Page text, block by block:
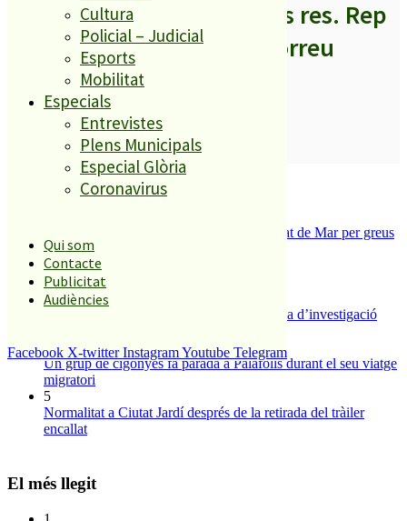
Cultura
Policial – Judicial
Esports
Mobilitat
Especials
Entrevistes
Plens Municipals
Especial Glòria
Coronavirus
Qui som
Contacte
Publicitat
Audiències
Facebook X-twitter InstagramYoutube Telegram
A partir d’ara no et perdis res. Rep
els titulars al teu correu
SUBSCRIURE’M
És tendència ara
Tanquen un local de menjar ràpid a Malgrat de Mar per greus
deficiències sanitàries
2
ESPORTS CAP DE SETMANA
3
Un historiador local guanya la primera beca d’investigació
4
Un grup de cigonyes fa parada a Palafolls durant el seu viatge
migratori
5
Normalitat a Ciutat Jardí després de la retirada del tràiler
encallat
El més llegit